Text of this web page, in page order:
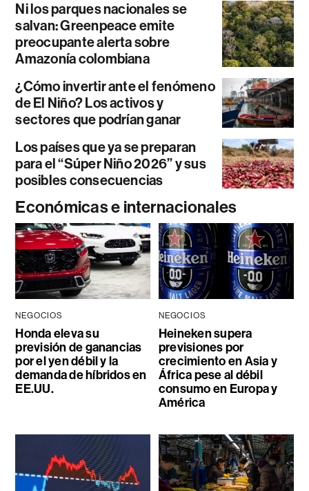
Ni los parques nacionales se
salvan: Greenpeace emite
preocupante alerta sobre
Amazonía colombiana
¿Cómo invertir ante el fenómeno
de El Niño? Los activos y
sectores que podrían ganar
Los países que ya se preparan
para el “Súper Niño 2026” y sus
posibles consecuencias
Económicas e internacionales
NEGOCIOS
Honda eleva su
previsión de ganancias
por el yen débil y la
demanda de híbridos en
EE.UU.
NEGOCIOS
Heineken supera
previsiones por
crecimiento en Asia y
África pese al débil
consumo en Europa y
América